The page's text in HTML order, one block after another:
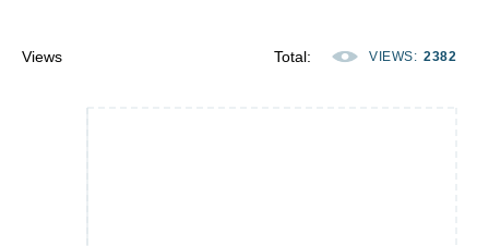
Views Total: VIEWS: 2382